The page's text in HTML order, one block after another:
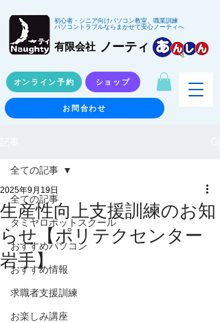
初心者・シニア向けパソコン教室、職業訓練
パソコントラブルならまかせて安心ノーティへ
有限会社 ノーティ
オンライン予約 ショップ
お問合わせ
全ての記事
タミヤロボットスクール
おすすめパソコン
おすすめ情報
求職者支援訓練
お楽しみ講座
全ての記事
生産性向上支援訓練のお知
らせ【ポリテクセンター
岩手】
2025年9月19日